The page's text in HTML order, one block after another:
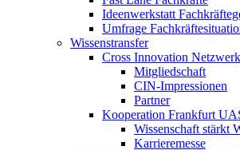
Ideenwerkstatt
Umfrage
Wissenstransfer
Cross Innovation Netzwerk
Mitgliedschaft
CIN-Impressionen
Partner
Kooperation Frankfurt
Wissenschaft stärkt
Karrieremesse